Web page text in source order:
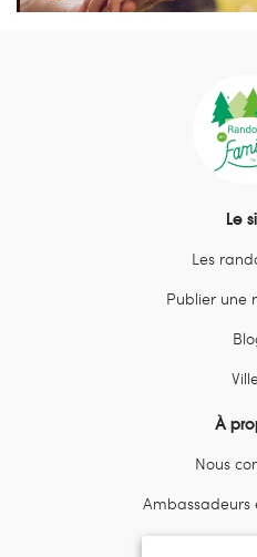
Le
Les
Publier une
À
Nous
Ambassadeurs
Contactez